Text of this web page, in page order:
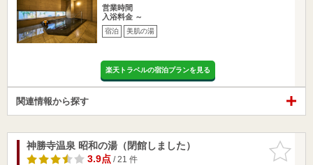
営業時間
入浴料金 ～
宿泊 美肌の湯
楽天トラベルの宿泊プランを見る
関連情報から探す
お気に入
りに追加
神勝寺温泉 昭和の湯（閉館しました）
3.9点/ 21 件